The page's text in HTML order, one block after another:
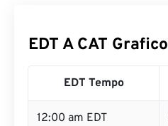
EDT A CAT Grafico
EDT Tempo
12:00 am EDT